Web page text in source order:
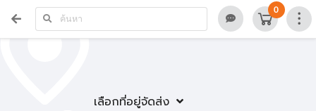
เลือกที่อยู่จัดส่ง
0